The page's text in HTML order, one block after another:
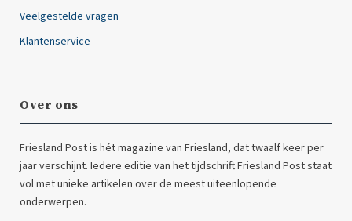
Veelgestelde vragen
Klantenservice
Over ons
Friesland Post is hét magazine van Friesland, dat twaalf keer per
jaar verschijnt. Iedere editie van het tijdschrift Friesland Post staat
vol met unieke artikelen over de meest uiteenlopende
onderwerpen.